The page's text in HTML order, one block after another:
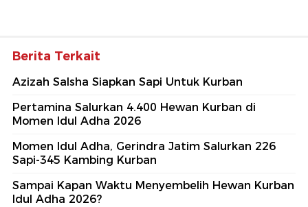
Berita Terkait
Azizah Salsha Siapkan Sapi Untuk Kurban
Pertamina Salurkan 4.400 Hewan Kurban di
Momen Idul Adha 2026
Momen Idul Adha, Gerindra Jatim Salurkan 226
Sapi-345 Kambing Kurban
Sampai Kapan Waktu Menyembelih Hewan Kurban
Idul Adha 2026?